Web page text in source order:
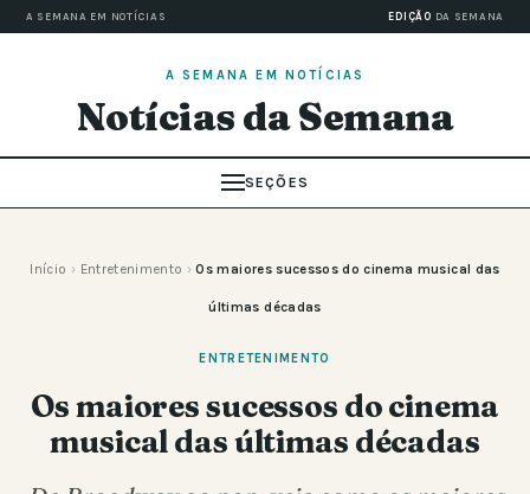
A SEMANA EM NOTÍCIAS EDIÇÃO DA SEMANA
A SEMANA EM NOTÍCIAS
Notícias da Semana
SEÇÕES
Início › Entretenimento › Os maiores sucessos do cinema musical das
últimas décadas
ENTRETENIMENTO
Os maiores sucessos do cinema
musical das últimas décadas